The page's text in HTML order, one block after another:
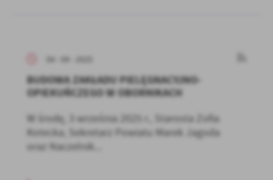
04 - 09 - 2025
BUDOWA ZAKŁADU PIELĘGNACYJNO-
OPIEKUŃCZEGO W OBORNIKACH
W środę, 3 września 2025 r., Starosta Zofia
Kotecka, Sekretarz Powiatu Marek Jagoda
oraz Naczelnik...